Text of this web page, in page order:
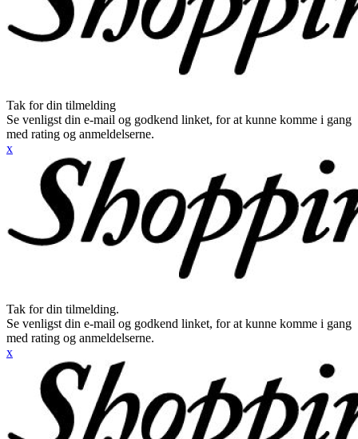
Tak for din tilmelding
Se venligst din e-mail og godkend linket, for at kunne komme i gang
med rating og anmeldelserne.
x
Tak for din tilmelding.
Se venligst din e-mail og godkend linket, for at kunne komme i gang
med rating og anmeldelserne.
x